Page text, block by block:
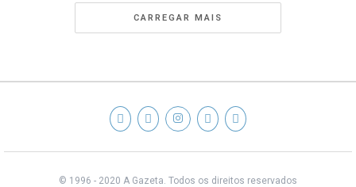
CARREGAR MAIS
© 1996 - 2020 A Gazeta. Todos os direitos reservados